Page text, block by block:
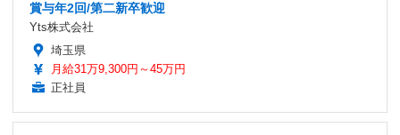
賞与年2回/第二新卒歓迎
Yts株式会社
埼玉県
月給31万9,300円～45万円
正社員